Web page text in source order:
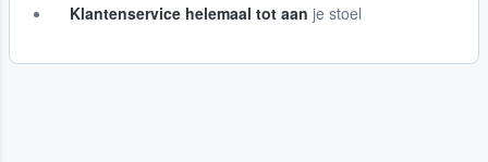
Klantenservice helemaal tot aan je stoel